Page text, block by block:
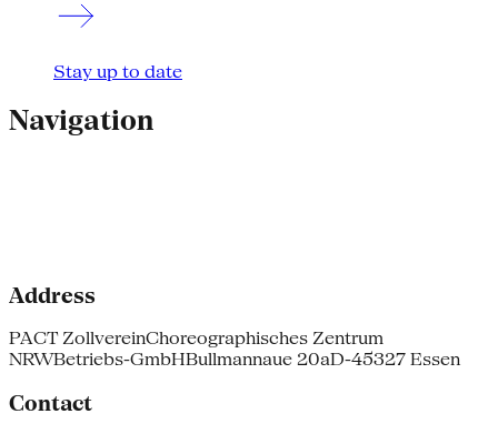
Stay up to date
Navigation
Address
PACT ZollvereinChoreographisches Zentrum
NRWBetriebs-GmbHBullmannaue 20aD-45327 Essen
Contact